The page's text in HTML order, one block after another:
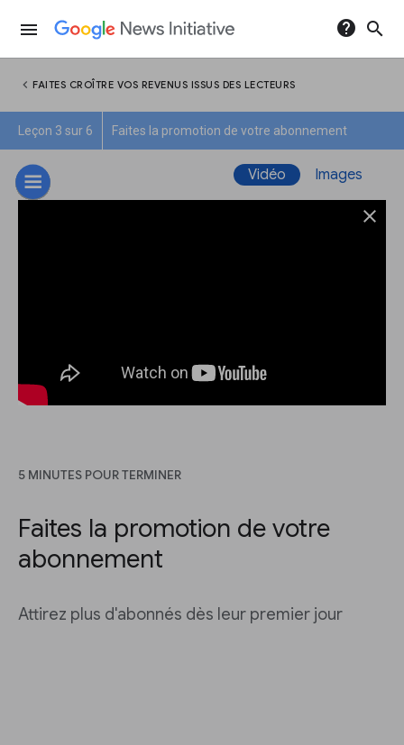
menu help search
chevron_left FAITES CROÎTRE VOS REVENUS ISSUS DES LECTEURS
Leçon 3 sur 6 Faites la promotion de votre abonnement
Vidéo Images
close
5 MINUTES POUR TERMINER
Faites la promotion de votre
abonnement
Attirez plus d'abonnés dès leur premier jour